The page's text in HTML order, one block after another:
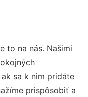
to na nás. Našimi
sa k nim pridáte
prispôsobiť a